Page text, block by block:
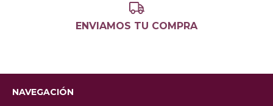
ENVIAMOS TU COMPRA
NAVEGACIÓN